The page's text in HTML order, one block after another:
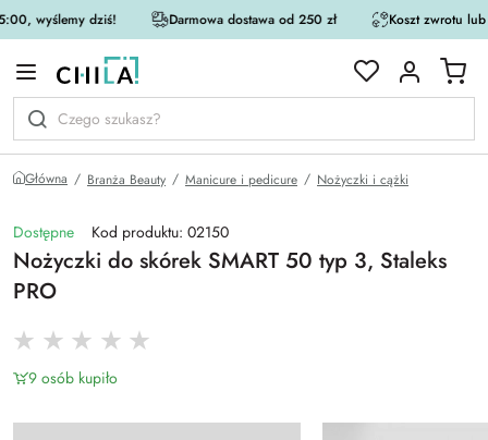
wyślemy dziś! Darmowa dostawa od 250 zł Koszt zwrotu
Główna Branża Beauty Manicure i pedicure Nożyczki i cążki
Dostępne Kod produktu: 02150
Nożyczki do skórek SMART 50 typ 3, Staleks
PRO
9 osób kupiło